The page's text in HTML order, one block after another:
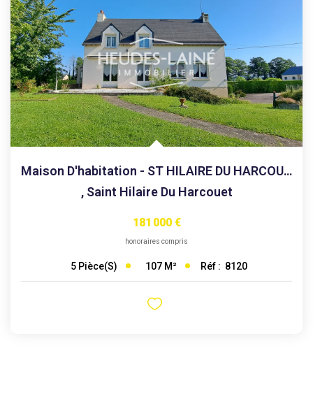
Maison D'habitation - ST HILAIRE DU HARCOUET
, Saint Hilaire Du Harcouet
181 000 €
honoraires compris
5 Pièce(s) 107 M² Réf : 8120